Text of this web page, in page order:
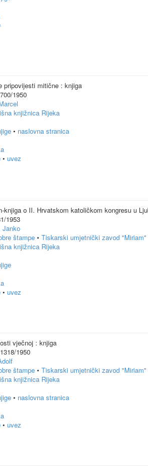
pripovijesti mitične : knjiga
1950
knjižnica Rijeka
• naslovna stranica
• uvez
knjiga o II. Hrvatskom katoličkom kongresu u
1953
Janko
štampe • Tiskarski umjetnički zavod "Miriam"
knjižnica Rijeka
• uvez
vječnoj : knjiga
1950
štampe • Tiskarski umjetnički zavod "Miriam"
knjižnica Rijeka
• naslovna stranica
• uvez